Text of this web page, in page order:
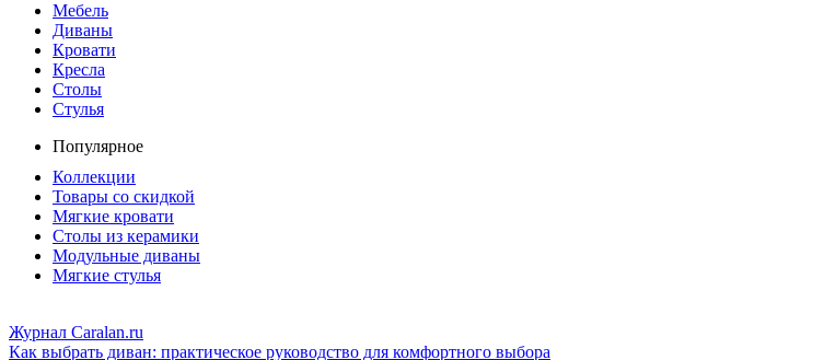
Мебель
Диваны
Кровати
Кресла
Столы
Стулья
Популярное
Коллекции
Товары со скидкой
Мягкие кровати
Столы из керамики
Модульные диваны
Мягкие стулья
Журнал Caralan.ru
Как выбрать диван: практическое руководство для комфортного выбора